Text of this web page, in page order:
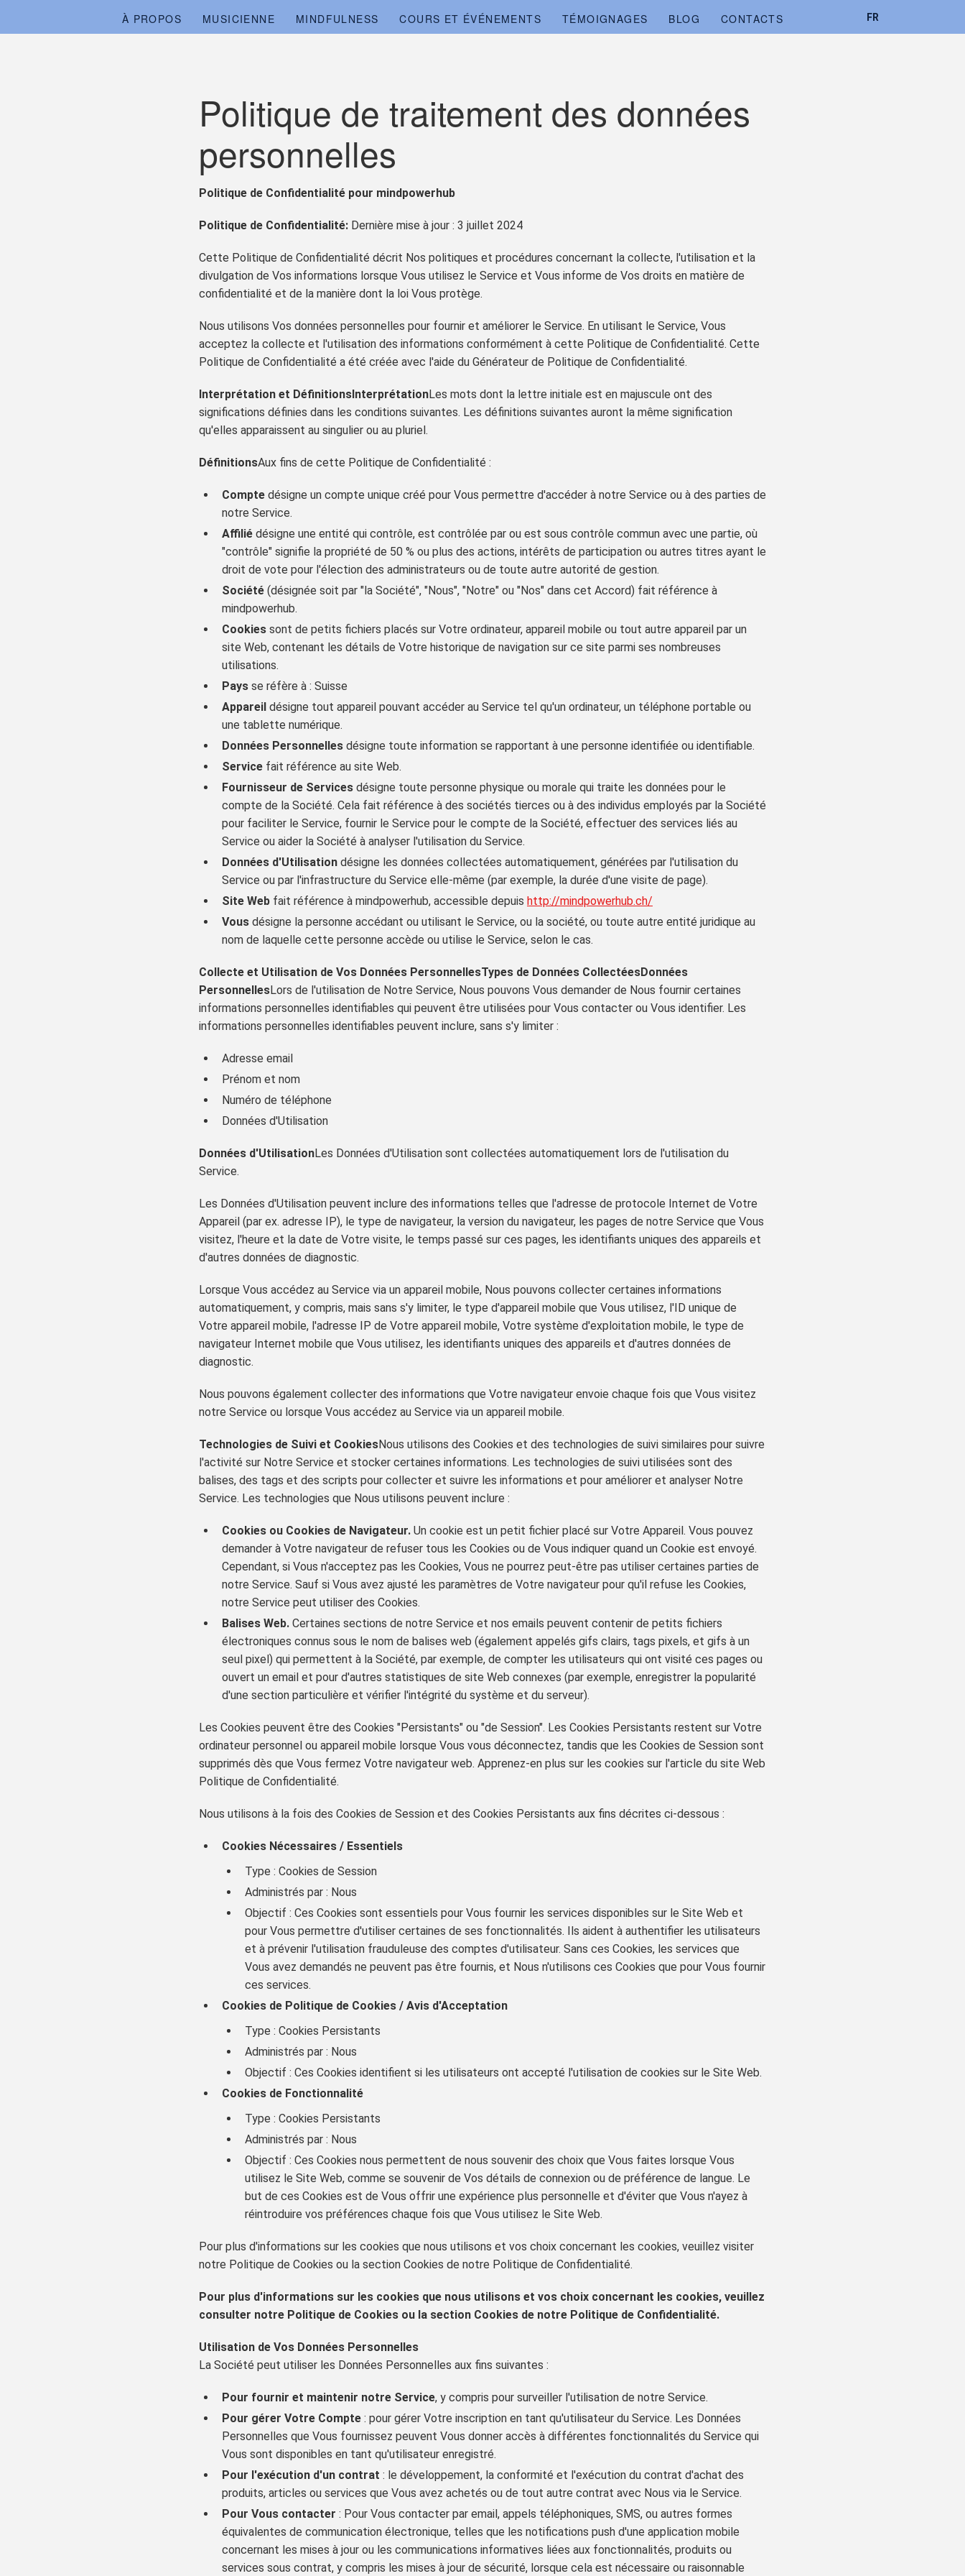
À PROPOS MUSICIENNE MINDFULNESS COURS ET ÉVÉNEMENTS TÉMOIGNAGES BLOG CONTACTS FR
Politique de traitement des données
personnelles
Politique de Confidentialité pour mindpowerhub
Politique de Confidentialité: Dernière mise à jour : 3 juillet 2024
Cette Politique de Confidentialité décrit Nos politiques et procédures concernant la collecte, l'utilisation et la
divulgation de Vos informations lorsque Vous utilisez le Service et Vous informe de Vos droits en matière de
confidentialité et de la manière dont la loi Vous protège.
Nous utilisons Vos données personnelles pour fournir et améliorer le Service. En utilisant le Service, Vous
acceptez la collecte et l'utilisation des informations conformément à cette Politique de Confidentialité. Cette
Politique de Confidentialité a été créée avec l'aide du Générateur de Politique de Confidentialité.
Interprétation et DéfinitionsInterprétationLes mots dont la lettre initiale est en majuscule ont des
significations définies dans les conditions suivantes. Les définitions suivantes auront la même signification
qu'elles apparaissent au singulier ou au pluriel.
DéfinitionsAux fins de cette Politique de Confidentialité :
Compte désigne un compte unique créé pour Vous permettre d'accéder à notre Service ou à des parties de
notre Service.
Affilié désigne une entité qui contrôle, est contrôlée par ou est sous contrôle commun avec une partie, où
"contrôle" signifie la propriété de 50 % ou plus des actions, intérêts de participation ou autres titres ayant le
droit de vote pour l'élection des administrateurs ou de toute autre autorité de gestion.
Société (désignée soit par "la Société", "Nous", "Notre" ou "Nos" dans cet Accord) fait référence à
mindpowerhub.
Cookies sont de petits fichiers placés sur Votre ordinateur, appareil mobile ou tout autre appareil par un
site Web, contenant les détails de Votre historique de navigation sur ce site parmi ses nombreuses
utilisations.
Pays se réfère à : Suisse
Appareil désigne tout appareil pouvant accéder au Service tel qu'un ordinateur, un téléphone portable ou
une tablette numérique.
Données Personnelles désigne toute information se rapportant à une personne identifiée ou identifiable.
Service fait référence au site Web.
Fournisseur de Services désigne toute personne physique ou morale qui traite les données pour le
compte de la Société. Cela fait référence à des sociétés tierces ou à des individus employés par la Société
pour faciliter le Service, fournir le Service pour le compte de la Société, effectuer des services liés au
Service ou aider la Société à analyser l'utilisation du Service.
Données d'Utilisation désigne les données collectées automatiquement, générées par l'utilisation du
Service ou par l'infrastructure du Service elle-même (par exemple, la durée d'une visite de page).
Site Web fait référence à mindpowerhub, accessible depuis http://mindpowerhub.ch/
Vous désigne la personne accédant ou utilisant le Service, ou la société, ou toute autre entité juridique au
nom de laquelle cette personne accède ou utilise le Service, selon le cas.
Collecte et Utilisation de Vos Données PersonnellesTypes de Données CollectéesDonnées
PersonnellesLors de l'utilisation de Notre Service, Nous pouvons Vous demander de Nous fournir certaines
informations personnelles identifiables qui peuvent être utilisées pour Vous contacter ou Vous identifier. Les
informations personnelles identifiables peuvent inclure, sans s'y limiter :
Adresse email
Prénom et nom
Numéro de téléphone
Données d'Utilisation
Données d'UtilisationLes Données d'Utilisation sont collectées automatiquement lors de l'utilisation du
Service.
Les Données d'Utilisation peuvent inclure des informations telles que l'adresse de protocole Internet de Votre
Appareil (par ex. adresse IP), le type de navigateur, la version du navigateur, les pages de notre Service que Vous
visitez, l'heure et la date de Votre visite, le temps passé sur ces pages, les identifiants uniques des appareils et
d'autres données de diagnostic.
Lorsque Vous accédez au Service via un appareil mobile, Nous pouvons collecter certaines informations
automatiquement, y compris, mais sans s'y limiter, le type d'appareil mobile que Vous utilisez, l'ID unique de
Votre appareil mobile, l'adresse IP de Votre appareil mobile, Votre système d'exploitation mobile, le type de
navigateur Internet mobile que Vous utilisez, les identifiants uniques des appareils et d'autres données de
diagnostic.
Nous pouvons également collecter des informations que Votre navigateur envoie chaque fois que Vous visitez
notre Service ou lorsque Vous accédez au Service via un appareil mobile.
Technologies de Suivi et CookiesNous utilisons des Cookies et des technologies de suivi similaires pour suivre
l'activité sur Notre Service et stocker certaines informations. Les technologies de suivi utilisées sont des
balises, des tags et des scripts pour collecter et suivre les informations et pour améliorer et analyser Notre
Service. Les technologies que Nous utilisons peuvent inclure :
Cookies ou Cookies de Navigateur. Un cookie est un petit fichier placé sur Votre Appareil. Vous pouvez
demander à Votre navigateur de refuser tous les Cookies ou de Vous indiquer quand un Cookie est envoyé.
Cependant, si Vous n'acceptez pas les Cookies, Vous ne pourrez peut-être pas utiliser certaines parties de
notre Service. Sauf si Vous avez ajusté les paramètres de Votre navigateur pour qu'il refuse les Cookies,
notre Service peut utiliser des Cookies.
Balises Web. Certaines sections de notre Service et nos emails peuvent contenir de petits fichiers
électroniques connus sous le nom de balises web (également appelés gifs clairs, tags pixels, et gifs à un
seul pixel) qui permettent à la Société, par exemple, de compter les utilisateurs qui ont visité ces pages ou
ouvert un email et pour d'autres statistiques de site Web connexes (par exemple, enregistrer la popularité
d'une section particulière et vérifier l'intégrité du système et du serveur).
Les Cookies peuvent être des Cookies "Persistants" ou "de Session". Les Cookies Persistants restent sur Votre
ordinateur personnel ou appareil mobile lorsque Vous vous déconnectez, tandis que les Cookies de Session sont
supprimés dès que Vous fermez Votre navigateur web. Apprenez-en plus sur les cookies sur l'article du site Web
Politique de Confidentialité.
Nous utilisons à la fois des Cookies de Session et des Cookies Persistants aux fins décrites ci-dessous :
Cookies Nécessaires / Essentiels
Type : Cookies de Session
Administrés par : Nous
Objectif : Ces Cookies sont essentiels pour Vous fournir les services disponibles sur le Site Web et
pour Vous permettre d'utiliser certaines de ses fonctionnalités. Ils aident à authentifier les utilisateurs
et à prévenir l'utilisation frauduleuse des comptes d'utilisateur. Sans ces Cookies, les services que
Vous avez demandés ne peuvent pas être fournis, et Nous n'utilisons ces Cookies que pour Vous fournir
ces services.
Cookies de Politique de Cookies / Avis d'Acceptation
Type : Cookies Persistants
Administrés par : Nous
Objectif : Ces Cookies identifient si les utilisateurs ont accepté l'utilisation de cookies sur le Site Web.
Cookies de Fonctionnalité
Type : Cookies Persistants
Administrés par : Nous
Objectif : Ces Cookies nous permettent de nous souvenir des choix que Vous faites lorsque Vous
utilisez le Site Web, comme se souvenir de Vos détails de connexion ou de préférence de langue. Le
but de ces Cookies est de Vous offrir une expérience plus personnelle et d'éviter que Vous n'ayez à
réintroduire vos préférences chaque fois que Vous utilisez le Site Web.
Pour plus d'informations sur les cookies que nous utilisons et vos choix concernant les cookies, veuillez visiter
notre Politique de Cookies ou la section Cookies de notre Politique de Confidentialité.
Pour plus d'informations sur les cookies que nous utilisons et vos choix concernant les cookies, veuillez
consulter notre Politique de Cookies ou la section Cookies de notre Politique de Confidentialité.
Utilisation de Vos Données Personnelles
La Société peut utiliser les Données Personnelles aux fins suivantes :
Pour fournir et maintenir notre Service, y compris pour surveiller l'utilisation de notre Service.
Pour gérer Votre Compte : pour gérer Votre inscription en tant qu'utilisateur du Service. Les Données
Personnelles que Vous fournissez peuvent Vous donner accès à différentes fonctionnalités du Service qui
Vous sont disponibles en tant qu'utilisateur enregistré.
Pour l'exécution d'un contrat : le développement, la conformité et l'exécution du contrat d'achat des
produits, articles ou services que Vous avez achetés ou de tout autre contrat avec Nous via le Service.
Pour Vous contacter : Pour Vous contacter par email, appels téléphoniques, SMS, ou autres formes
équivalentes de communication électronique, telles que les notifications push d'une application mobile
concernant les mises à jour ou les communications informatives liées aux fonctionnalités, produits ou
services sous contrat, y compris les mises à jour de sécurité, lorsque cela est nécessaire ou raisonnable